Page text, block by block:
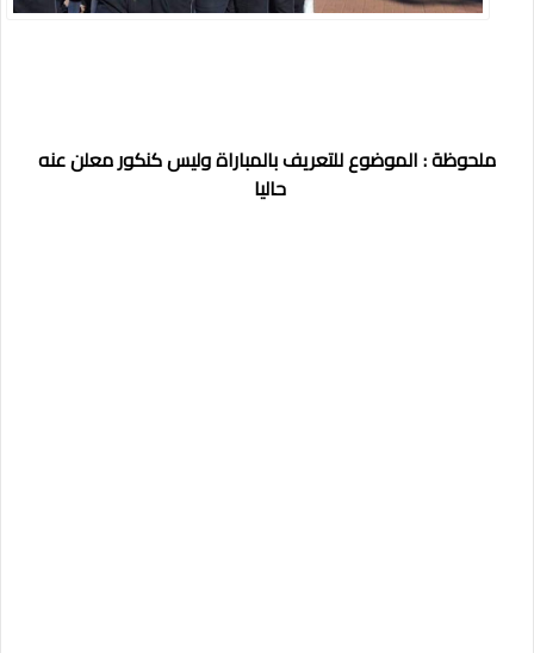
ملحوظة : الموضوع للتعريف بالمباراة وليس كنكور معلن عنه
حاليا